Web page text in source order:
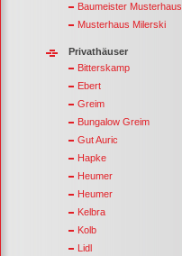
Baumeister Musterhaus
Musterhaus Milerski
Privathäuser
Bitterskamp
Ebert
Greim
Bungalow Greim
Gut Auric
Hapke
Heumer
Heumer
Kelbra
Kolb
Lidl